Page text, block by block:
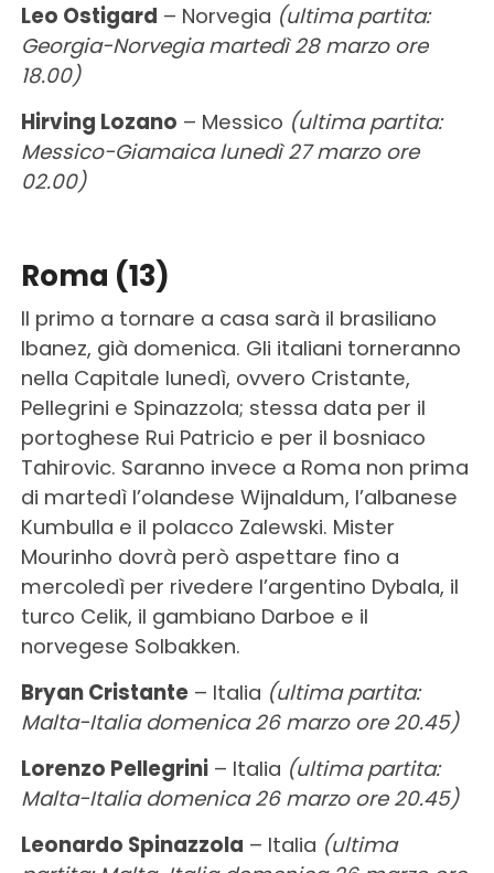
Leo Ostigard – Norvegia (ultima partita:
Georgia-Norvegia martedì 28 marzo ore
18.00)
Hirving Lozano – Messico (ultima partita:
Messico-Giamaica lunedì 27 marzo ore
02.00)
Roma (13)
Il primo a tornare a casa sarà il brasiliano
Ibanez, già domenica. Gli italiani torneranno
nella Capitale lunedì, ovvero Cristante,
Pellegrini e Spinazzola; stessa data per il
portoghese Rui Patricio e per il bosniaco
Tahirovic. Saranno invece a Roma non prima
di martedì l’olandese Wijnaldum, l’albanese
Kumbulla e il polacco Zalewski. Mister
Mourinho dovrà però aspettare fino a
mercoledì per rivedere l’argentino Dybala, il
turco Celik, il gambiano Darboe e il
norvegese Solbakken.
Bryan Cristante– Italia (ultima partita:
Malta-Italia domenica 26 marzo ore 20.45)
Lorenzo Pellegrini– Italia (ultima partita:
Malta-Italia domenica 26 marzo ore 20.45)
Leonardo Spinazzola – Italia (ultima